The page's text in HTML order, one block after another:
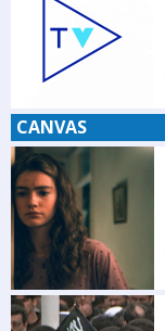
CANVAS